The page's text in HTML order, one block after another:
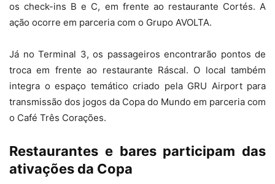
os check-ins B e C, em frente ao restaurante Cortés. A
ação ocorre em parceria com o Grupo AVOLTA.
Já no Terminal 3, os passageiros encontrarão pontos de
troca em frente ao restaurante Ráscal. O local também
integra o espaço temático criado pela GRU Airport para
transmissão dos jogos da Copa do Mundo em parceria com
o Café Três Corações.
Restaurantes e bares participam das
ativações da Copa